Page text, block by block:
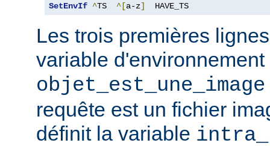
SetEnvIf ^TS ^[a-z]
  HAVE_TS
Les trois premières
variable d'environnement
objet_est_une_image
requête est un fichier
définit la variable